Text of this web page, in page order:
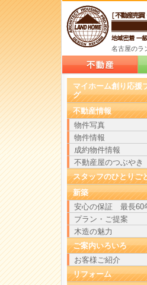
名古屋のラ
マイホーム創り応援
グ
不動産情報
物件写真
物件情報
成約物件情報
不動産屋のつぶやき
スタッフのひとりご
新築
安心の保証 最長60
プラン・ご提案
木造の魅力
ご案内いろいろ
お客様ご紹介
リフォーム